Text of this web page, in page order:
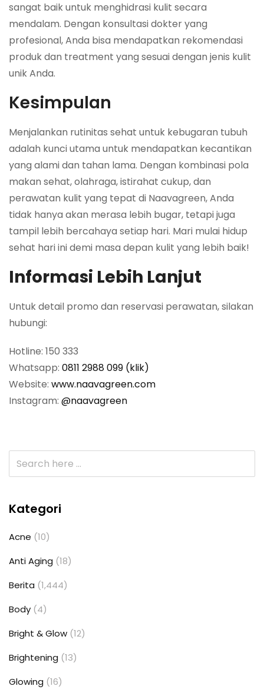
sangat baik untuk menghidrasi kulit secara
mendalam. Dengan konsultasi dokter yang
profesional, Anda bisa mendapatkan rekomendasi
produk dan treatment yang sesuai dengan jenis kulit
unik Anda.
Kesimpulan
Menjalankan rutinitas sehat untuk kebugaran tubuh
adalah kunci utama untuk mendapatkan kecantikan
yang alami dan tahan lama. Dengan kombinasi pola
makan sehat, olahraga, istirahat cukup, dan
perawatan kulit yang tepat di Naavagreen, Anda
tidak hanya akan merasa lebih bugar, tetapi juga
tampil lebih bercahaya setiap hari. Mari mulai hidup
sehat hari ini demi masa depan kulit yang lebih baik!
Informasi Lebih Lanjut
Untuk detail promo dan reservasi perawatan, silakan
hubungi:
Hotline: 150 333
Whatsapp: 0811 2988 099 (klik)
Website: www.naavagreen.com
Instagram: @naavagreen
Kategori
Acne (10)
Anti Aging (18)
Berita (1,444)
Body (4)
Bright & Glow (12)
Brightening (13)
Glowing (16)